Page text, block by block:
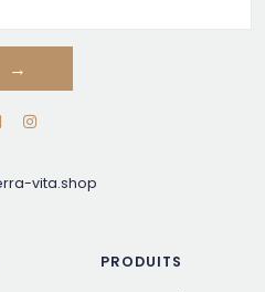
→
vita.shop
PRODUITS